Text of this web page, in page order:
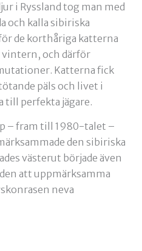
i Ryssland tog man med
och kalla sibiriska
de korthåriga katterna
och därför
Katterna fick
päls och livet i
till perfekta jägare.
– fram till 1980-talet –
den sibiriska
västerut började även
att uppmärksamma
neva